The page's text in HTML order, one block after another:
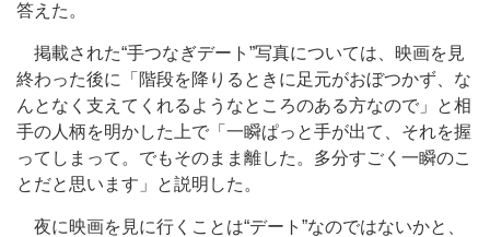
答えた。
掲載された“手つなぎデート”写真については、映画を見
終わった後に「階段を降りるときに足元がおぼつかず、な
んとなく支えてくれるようなところのある方なので」と相
手の人柄を明かした上で「一瞬ぱっと手が出て、それを握
ってしまって。でもそのまま離した。多分すごく一瞬のこ
とだと思います」と説明した。
夜に映画を見に行くことは“デート”なのではないかと、